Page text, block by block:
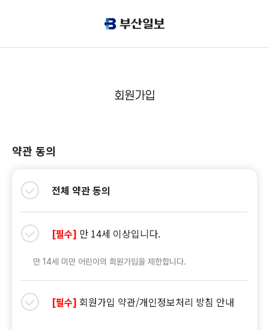
회원가입
약관 동의
전체 약관 동의
[필수] 만 14세 이상입니다.
만 14세 미만 어린이의 회원가입을 제한합니다.
[필수] 회원가입 약관/개인정보처리 방침 안내